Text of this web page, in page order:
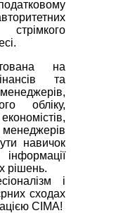
на
та
обліку,
навичок
рішень.
і
сходах
CIMA!